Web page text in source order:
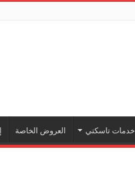
خدمات تاسكتي العروض الخاصة